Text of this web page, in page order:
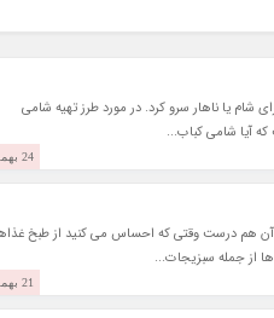
شام یا ناهار سرو کرد. در مورد طرز تهیه شامی
آیا شامی کباب...
24 بهمن 1403
آن هم درست وقتی که احساس می کنید از طبخ
ها از جمله سبزیجات...
21 بهمن 1403